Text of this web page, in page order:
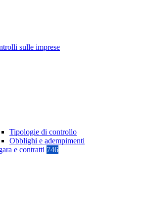
sulle imprese
Tipologie di controllo
Obblighi e adempimenti
e contratti 746